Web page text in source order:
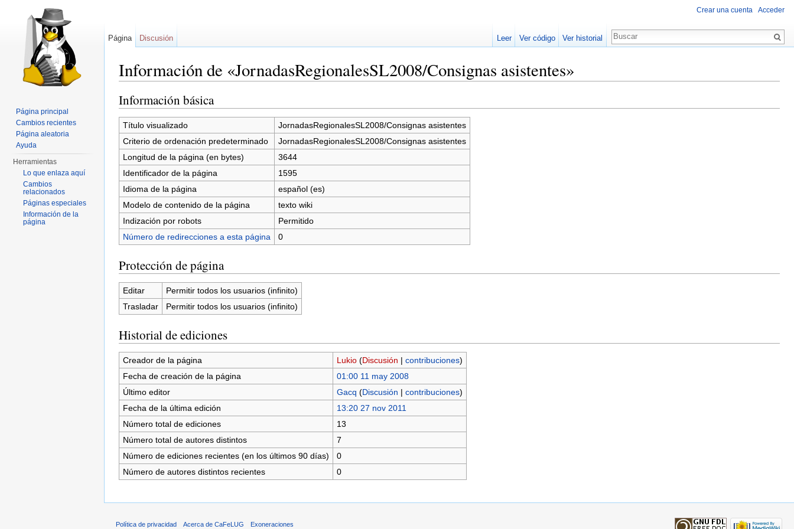
Información de «JornadasRegionalesSL2008/Consignas asistentes»
Información básica
Título visualizado
JornadasRegionalesSL2008/Consignas asistentes
Criterio de ordenación predeterminado
JornadasRegionalesSL2008/Consignas asistentes
Longitud de la página (en bytes)
3644
Identificador de la página
1595
Idioma de la página
español (es)
Modelo de contenido de la página
texto wiki
Indización por robots
Permitido
Número de redirecciones a esta página
0
Protección de página
Editar
Permitir todos los usuarios (infinito)
Trasladar
Permitir todos los usuarios (infinito)
Historial de ediciones
Creador de la página Lukio (Discusión | contribuciones)
Fecha de creación de la página
01:00 11 may 2008
Último editor
Gacq (Discusión | contribuciones)
Fecha de la última edición
13:20 27 nov 2011
Número total de ediciones
13
Número total de autores distintos
7
Número de ediciones recientes (en los últimos 90 días)
0
Número de autores distintos recientes
0
Crear una cuenta Acceder
Página Discusión Leer Ver código Ver historial
Página principal
Cambios recientes
Página aleatoria
Ayuda
Herramientas
Lo que enlaza aquí
Cambios
relacionados
Páginas especiales
Información de la
página
Política de privacidad Acerca de CaFeLUG Exoneraciones